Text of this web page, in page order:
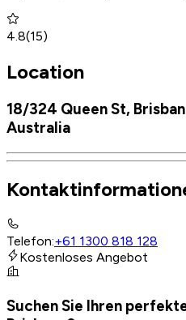
4.8(15)
Location
18/324 Queen St,
Australia
Telefon:+61 1300 818 128
Kostenloses Angebot
Suchen Sie Ihren